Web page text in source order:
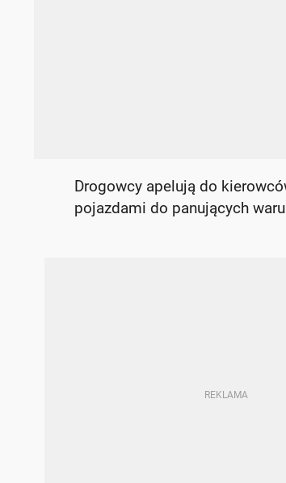
Drogowcy apelują do
pojazdami do panujących